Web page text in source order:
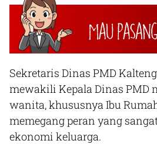
Sekretaris Dinas PMD
mewakili Kepala Dinas PMD
wanita, khususnya Ibu
memegang peran yang
ekonomi keluarga.